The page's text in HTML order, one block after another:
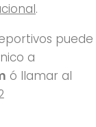
.
puede
a
ó llamar al